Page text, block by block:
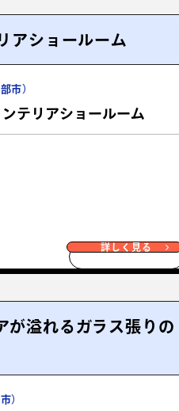
アショールーム
市）
テリアショールーム
詳しく見る
が溢れるガラス張りの
）